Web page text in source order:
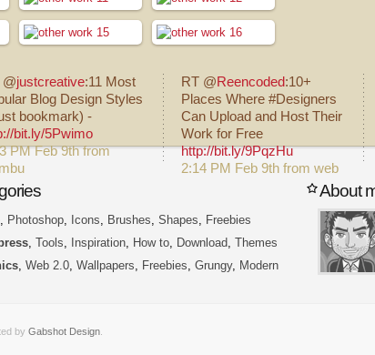
@justcreative:11 Most
Blog Design Styles
bookmark) -
bit.ly/5Pwimo
PM Feb 9th from
RT @Reencoded:10+
Places Where #Designers
Can Upload and Host Their
Work for Free
http://bit.ly/9PqzHu
2:14 PM Feb 9th from web
Photoshop Icons Brushes Shapes
Freebies
Tools Inspiration How to Download Themes
Web 2.0 Wallpapers Freebies Grungy, Modern
About
by Gabshot Design